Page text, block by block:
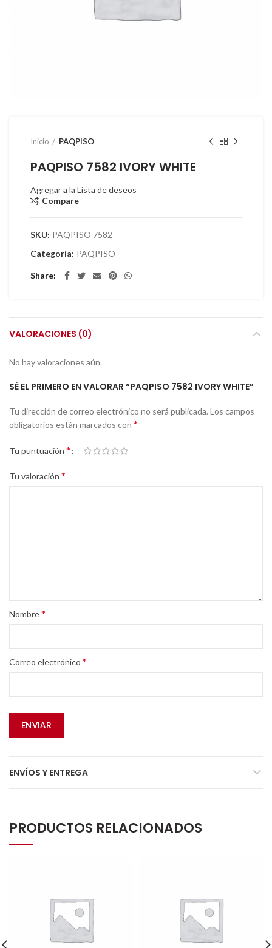
Inicio PAQPISO
PAQPISO 7582 IVORY WHITE
Agregar a la Lista de deseos
Compare
SKU: PAQPISO 7582
Categoría: PAQPISO
Share
VALORACIONES (0)
No hay valoraciones aún.
SÉ EL PRIMERO EN VALORAR “PAQPISO 7582 IVORY WHITE”
Tu dirección de correo electrónico no será publicada. Los campos
obligatorios están marcados con *
Tu puntuación *
Tu valoración *
Nombre*
Correo electrónico *
ENVÍOS Y ENTREGA
PRODUCTOS RELACIONADOS